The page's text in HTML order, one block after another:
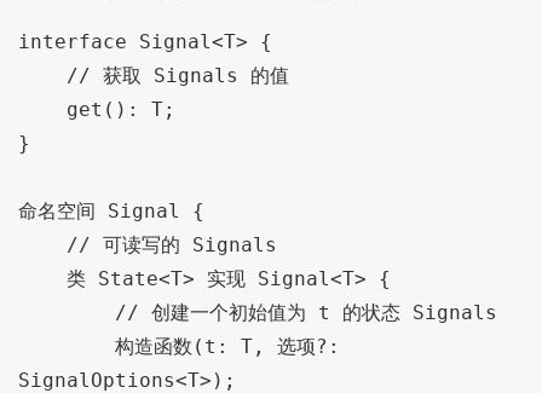
interface Signal<T> {
}
命名空间 Signal {
SignalOptions<T>);